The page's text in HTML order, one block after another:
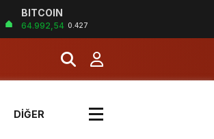
BITCOIN
64.992,54 0.427
DİĞER